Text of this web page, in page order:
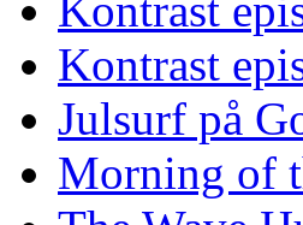
Kontrast
Julsurf på
Morning of